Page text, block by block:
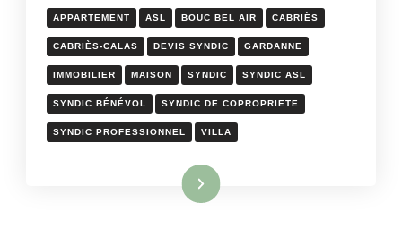
APPARTEMENT ASL BOUC BEL AIR CABRIÈS
CABRIÈS-CALAS DEVIS SYNDIC GARDANNE
IMMOBILIER MAISON SYNDIC SYNDIC ASL
SYNDIC BÉNÉVOL SYNDIC DE COPROPRIETE
SYNDIC PROFESSIONNEL VILLA
Lire la suite